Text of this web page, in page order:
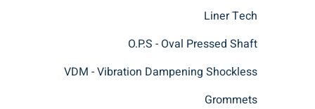
Liner Tech
O.P.S - Oval Pressed Shaft
VDM - Vibration Dampening Shockless
Grommets